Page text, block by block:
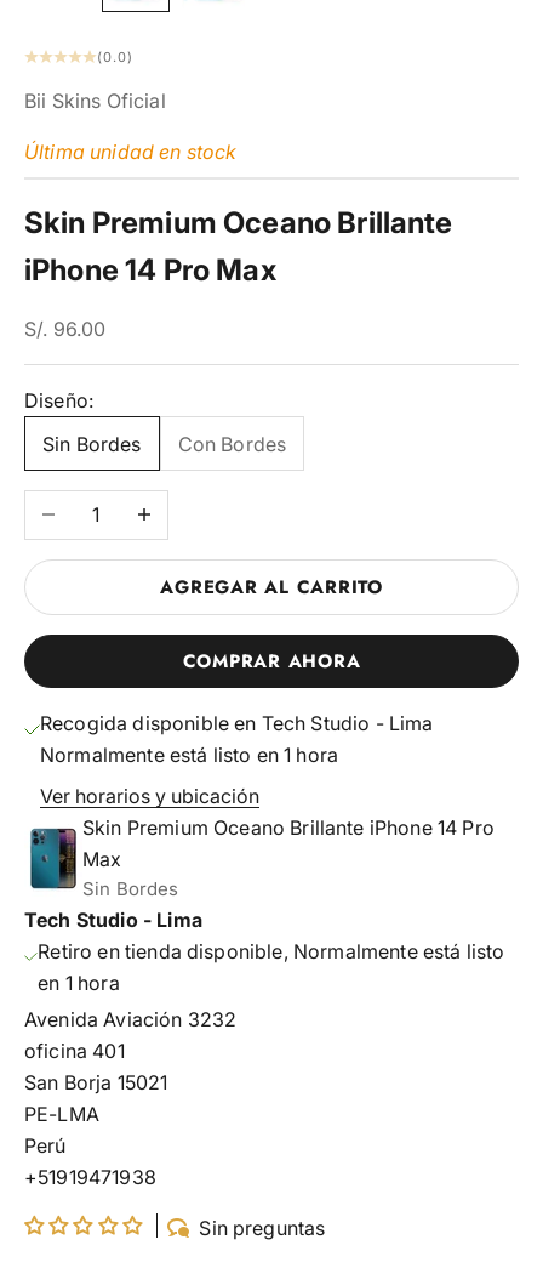
(0.0)
Bii Skins Oficial
Última unidad en stock
Skin Premium Oceano Brillante
iPhone 14 Pro Max
En Dscto
S/. 96.00
Diseño:
Sin Bordes
Con Bordes
Reducir cantidadAumentar cantidad
AGREGAR AL CARRITO
COMPRAR AHORA
Recogida disponible en Tech Studio - Lima
Normalmente está listo en 1 hora
Ver horarios y ubicación
Skin Premium Oceano Brillante iPhone 14 Pro
Max
Sin Bordes
Tech Studio - Lima
Retiro en tienda disponible, Normalmente está listo
en 1 hora
Avenida Aviación 3232
oficina 401
San Borja 15021
PE-LMA
Perú
+51919471938
Sin preguntas